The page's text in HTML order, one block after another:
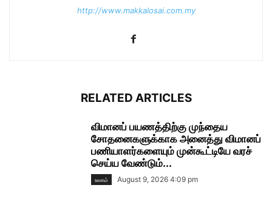
http://www.makkalosai.com.my
RELATED ARTICLES
விமானப் பயணத்திற்கு முந்தைய
சோதனைகளுக்காக அனைத்து விமானப்
பணியாளர்களையும் முன்கூட்டியே வரச்
செய்ய வேண்டும்...
உலகம் August 9, 2026 4:09 pm